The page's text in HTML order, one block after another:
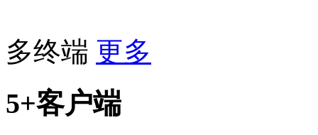
多终端 更多
5+客户端